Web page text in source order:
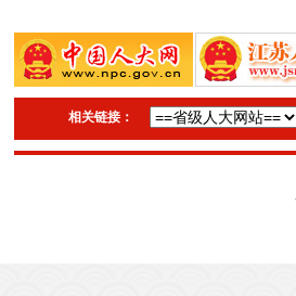
相关链接：